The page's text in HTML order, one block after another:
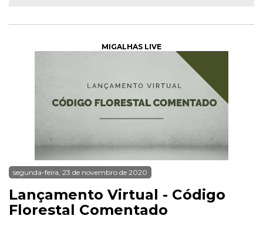
MIGALHAS LIVE
segunda-feira, 23 de novembro de 2020
Lançamento Virtual - Código
Florestal Comentado